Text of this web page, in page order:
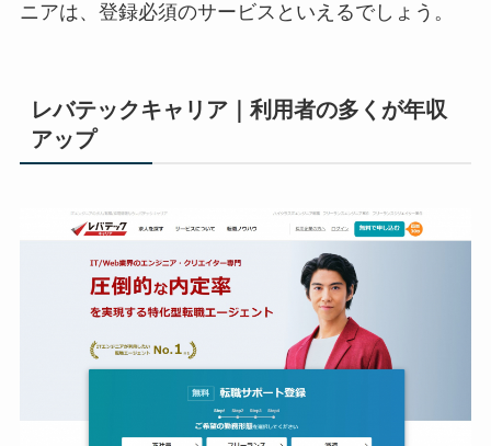
ニアは、登録必須のサービスといえるでしょう。
レバテックキャリア｜利用者の多くが年収
アップ